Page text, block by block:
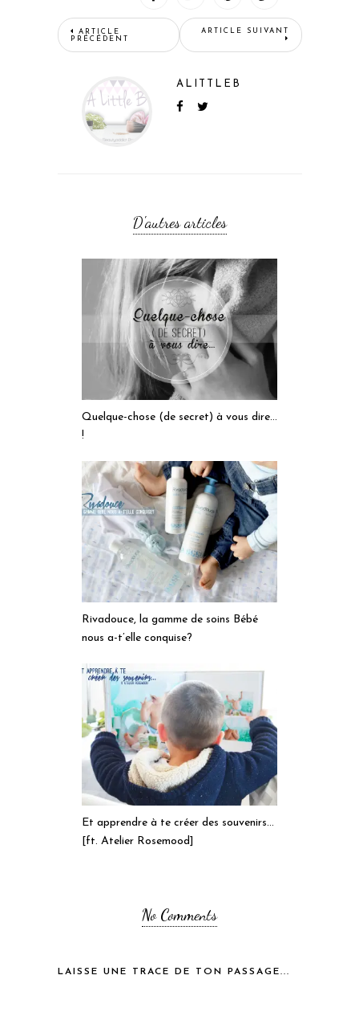
ARTICLE
PRÉCÉDENT
ARTICLE SUIVANT
ALITTLEB
D'autres articles
Quelque-chose (de secret) à vous dire…
!
Rivadouce, la gamme de soins Bébé
nous a-t’elle conquise?
Et apprendre à te créer des souvenirs…
[ft. Atelier Rosemood]
No Comments
LAISSE UNE TRACE DE TON PASSAGE...